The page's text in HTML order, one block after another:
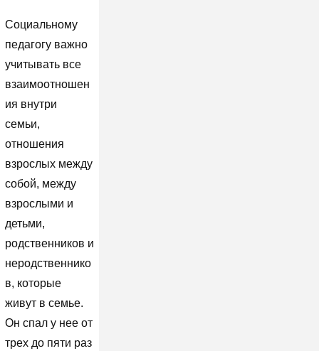
Социальному
педагогу важно
учитывать все
взаимоотношен
ия внутри
семьи,
отношения
взрослых между
собой, между
взрослыми и
детьми,
родственников и
неродственнико
в, которые
живут в семье.
Он спал у нее от
трех до пяти раз